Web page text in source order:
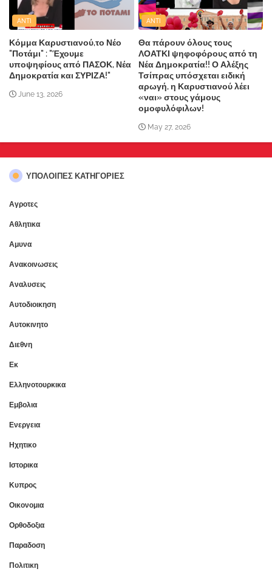
ANTI
Κόμμα Καρυστιανού,το Νέο
"Ποτάμι" : "Έχουμε
υποψηφίους από ΠΑΣΟΚ, Νέα
Δημοκρατία και ΣΥΡΙΖΑ!"
June 13, 2026
ANTI
Θα πάρουν όλους τους
ΛΟΑΤΚΙ ψηφοφόρους από τη
Νέα Δημοκρατία!! Ο Αλέξης
Τσίπρας υπόσχεται ειδική
αρωγή, η Καρυστιανού λέει
«ναι» στους γάμους
ομοφυλόφιλων!
May 27, 2026
ΥΠΌΛΟΙΠΕΣ ΚΑΤΗΓΟΡΊΕΣ
Αγροτες
Αθλητικα
Αμυνα
Ανακοινωσεις
Αναλυσεις
Αυτοδιοικηση
Αυτοκινητο
Διεθνη
Εκ
Ελληνοτουρκικα
Εμβολια
Ενεργεια
Ηχητικο
Ιστορικα
Κυπρος
Οικονομια
Ορθοδοξια
Παραδοση
Πολιτικη